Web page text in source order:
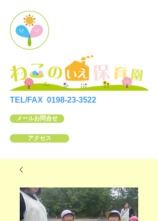
TEL/FAX 0198-23-3522
メールお問合せ
アクセス